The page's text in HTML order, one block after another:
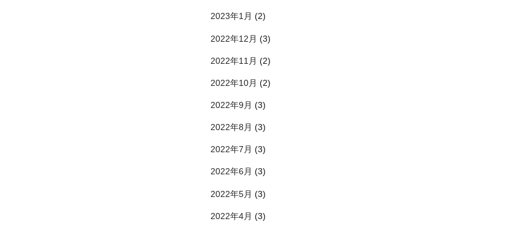
2023年1月 (2)
2022年12月 (3)
2022年11月 (2)
2022年10月 (2)
2022年9月 (3)
2022年8月 (3)
2022年7月 (3)
2022年6月 (3)
2022年5月 (3)
2022年4月 (3)